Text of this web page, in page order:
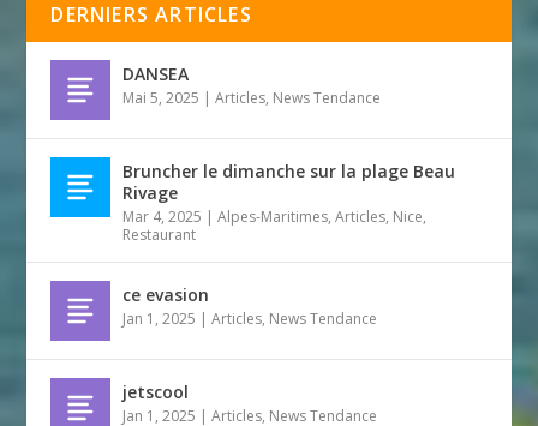
DERNIERS ARTICLES
DANSEA
Mai 5, 2025 |Articles, News Tendance
Bruncher le dimanche sur la plage Beau
Rivage
Mar 4, 2025 |Alpes-Maritimes,Articles, Nice,
Restaurant
ce evasion
Jan 1, 2025 |Articles, News Tendance
jetscool
Jan 1, 2025 |Articles, News Tendance